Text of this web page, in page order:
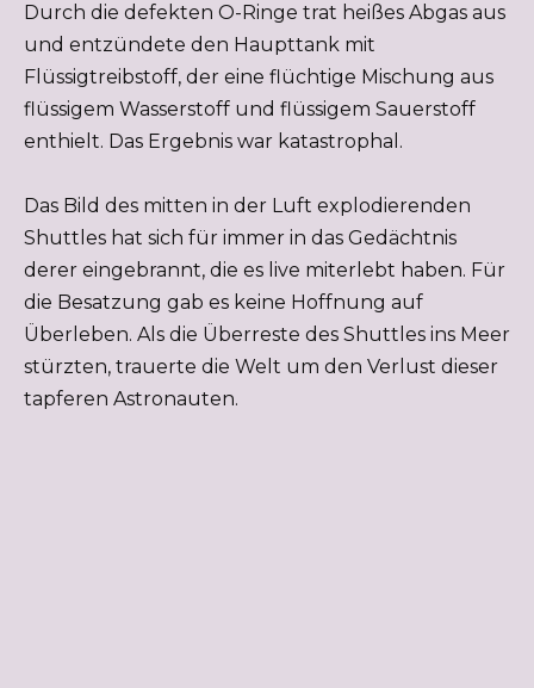
Durch die defekten O-Ringe trat heißes Abgas aus
und entzündete den Haupttank mit
Flüssigtreibstoff, der eine flüchtige Mischung aus
flüssigem Wasserstoff und flüssigem Sauerstoff
enthielt. Das Ergebnis war katastrophal.
Das Bild des mitten in der Luft explodierenden
Shuttles hat sich für immer in das Gedächtnis
derer eingebrannt, die es live miterlebt haben. Für
die Besatzung gab es keine Hoffnung auf
Überleben. Als die Überreste des Shuttles ins Meer
stürzten, trauerte die Welt um den Verlust dieser
tapferen Astronauten.